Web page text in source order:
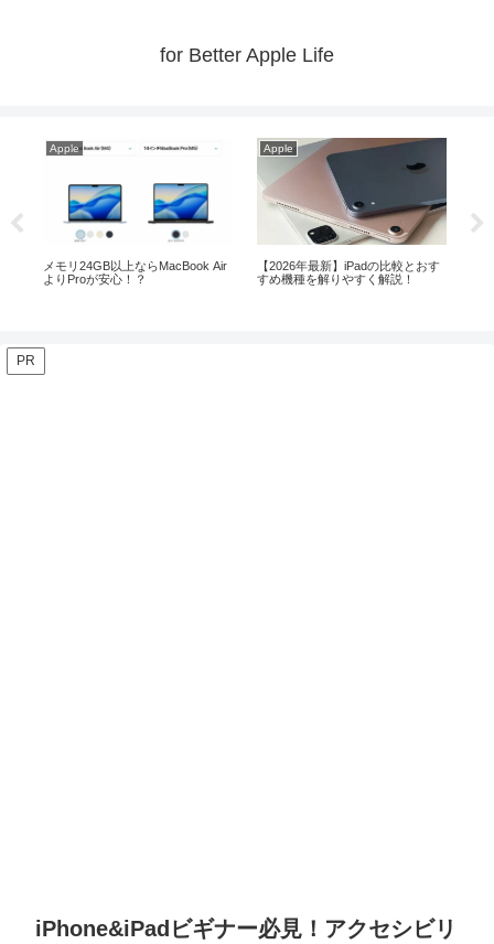
for Better Apple Life
Apple
【最重要】MacBook Air等購入の際
メモリは増設すべき？
Apple
MacやiPad等の購入はいつがベス
ト！？【2026年8月】
PR
iPhone&iPadビギナー必見！アクセシビリ